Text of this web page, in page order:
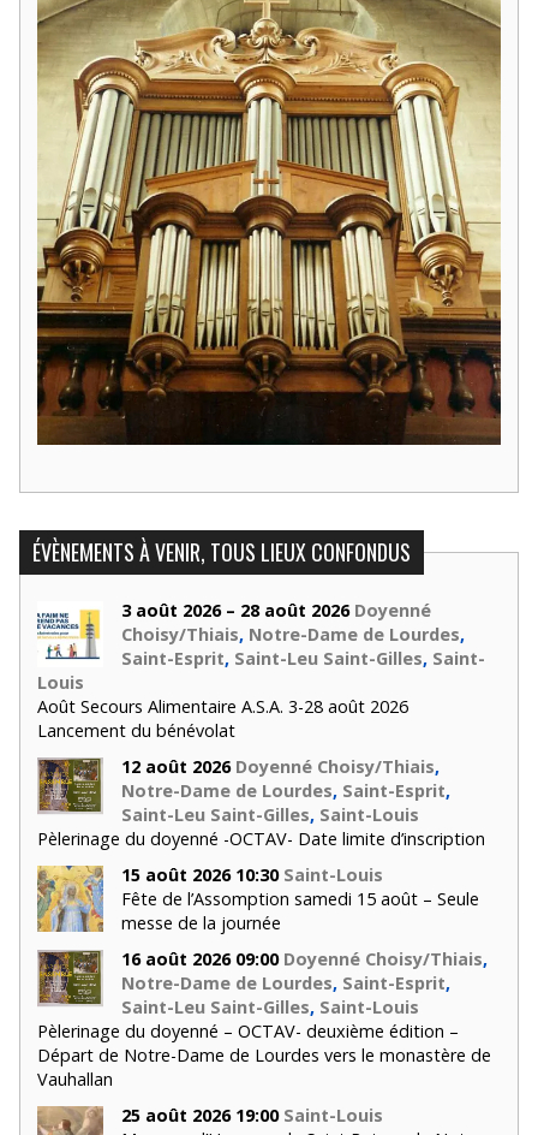
ÉVÈNEMENTS À VENIR, TOUS LIEUX CONFONDUS
3 août 2026 – 28 août 2026 Doyenné
Choisy/Thiais, Notre-Dame de Lourdes,
Saint-Esprit, Saint-Leu Saint-Gilles, Saint-
Louis
Août Secours Alimentaire A.S.A. 3-28 août 2026
Lancement du bénévolat
12 août 2026 Doyenné Choisy/Thiais,
Notre-Dame de Lourdes, Saint-Esprit,
Saint-Leu Saint-Gilles, Saint-Louis
Pèlerinage du doyenné -OCTAV- Date limite d’inscription
15 août 2026 10:30 Saint-Louis
Fête de l’Assomption samedi 15 août – Seule
messe de la journée
16 août 2026 09:00 Doyenné Choisy/Thiais,
Notre-Dame de Lourdes, Saint-Esprit,
Saint-Leu Saint-Gilles, Saint-Louis
Pèlerinage du doyenné – OCTAV- deuxième édition –
Départ de Notre-Dame de Lourdes vers le monastère de
Vauhallan
25 août 2026 19:00 Saint-Louis